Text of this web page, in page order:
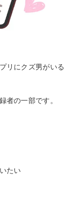
リにクズ男がいる
者の一部です。
たい